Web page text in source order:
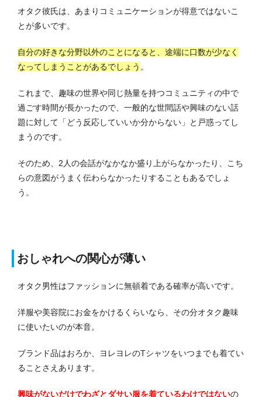
オタク彼氏は、あまりコミュニケーションが得意ではないこ
とが多いです。
自分の好きな分野以外のことになると、途端に口数が少なく
なってしまうことがあるでしょう 。
これまで、趣味の世界や同じ熱量を持つコミュニティの中で
過ごす時間が長かったので、一般的な世間話や興味のない話
題に対して「どう反応していいか分からない」と戸惑ってし
まうのです。
そのため、2人の会話がなかなか盛り上がらなかったり、こち
らの意図がうまく伝わらなかったりすることもあるでしょ
う。
おしゃれへの関心が薄い
オタク男性はファッションに無頓着である確率が高いです。
洋服や美容院にお金をかけるくらいなら、その分オタク趣味
に使いたいのが本音。
ブランド品はおろか、ヨレヨレのTシャツをいつまでも着てい
ることさえあります。
興味がないだけでわざとダサい服を着ているわけではないの